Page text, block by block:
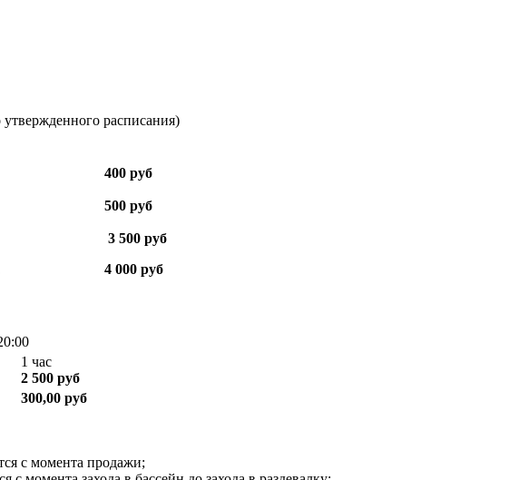
расписания)
400 руб
500 руб
3 500 руб
4 000 руб
1 час
2 500 руб
300,00 руб
с момента продажи;